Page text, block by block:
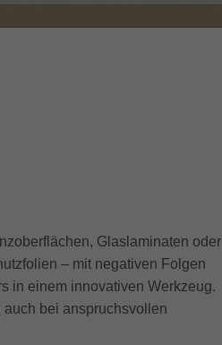
Glaslaminaten oder
– mit negativen Folgen
in einem innovativen Werkzeug.
bei anspruchsvollen